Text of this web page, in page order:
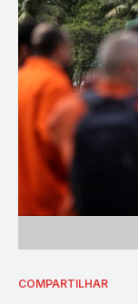
COMPARTILHAR